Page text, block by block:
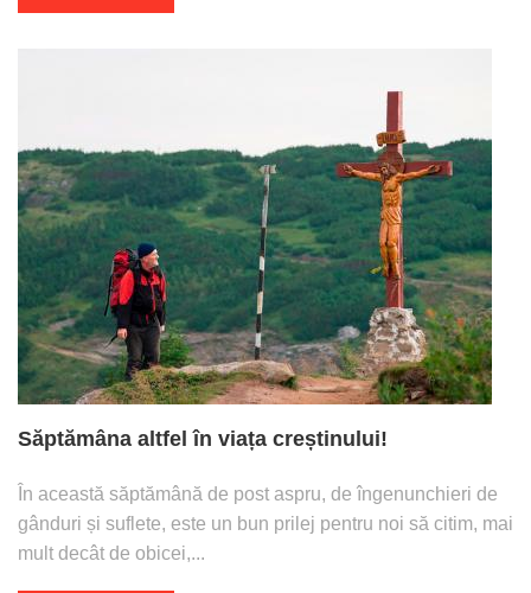
Săptămâna altfel în viața creștinului!
În această săptămână de post aspru, de îngenunchieri de
gânduri și suflete, este un bun prilej pentru noi să citim, mai
mult decât de obicei,...